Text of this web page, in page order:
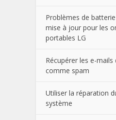
Problèmes de
mise à jour pour les
portables LG
Récupérer les e-
comme spam
Utiliser la réparation
système